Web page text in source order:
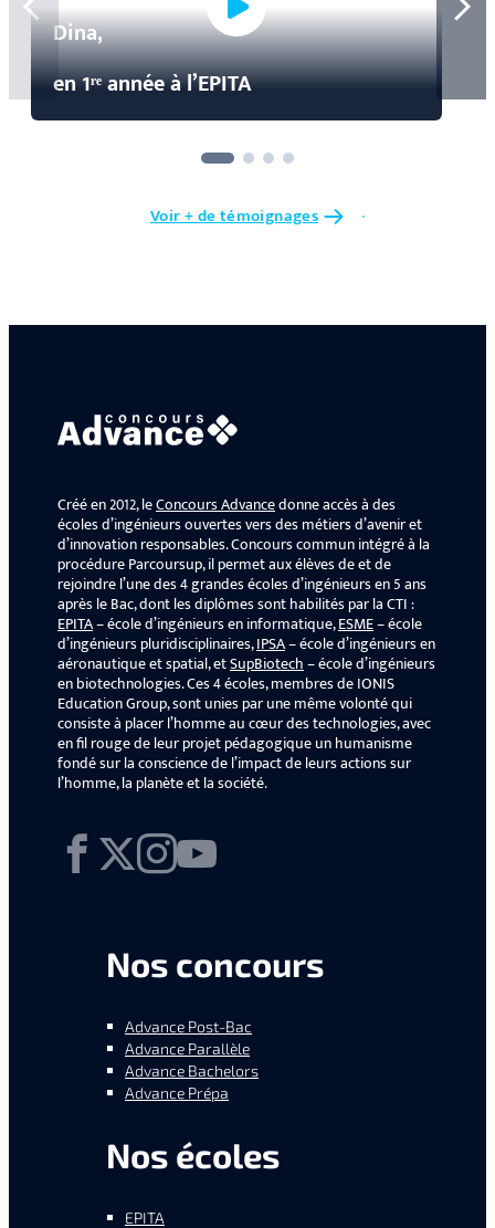
Dina,
en 1ʳᵉ année à l’EPITA
Voir + de témoignages
Créé en 2012, leConcours Advancedonne accès à des
écoles d’ingénieurs ouvertes vers des métiers d’avenir et
d’innovation responsables. Concours commun intégré à la
procédure Parcoursup, il permet aux élèves de et de
rejoindre l’une des 4 grandes écoles d’ingénieurs en 5 ans
après le Bac, dont les diplômes sont habilités par la CTI :
EPITA– école d’ingénieurs en informatique,ESME– école
d’ingénieurs pluridisciplinaires,IPSA– école d’ingénieurs en
aéronautique et spatial, etSupBiotech– école d’ingénieurs
en biotechnologies. Ces 4 écoles, membres de IONIS
Education Group, sont unies par une même volonté qui
consiste à placer l’homme au cœur des technologies, avec
en fil rouge de leur projet pédagogique un humanisme
fondé sur la conscience de l’impact de leurs actions sur
l’homme, la planète et la société.
Facebook
X Instagram
YouTube
Nos concours
Advance Post-Bac
Advance Parallèle
Advance Bachelors
Advance Prépa
Nos écoles
EPITA